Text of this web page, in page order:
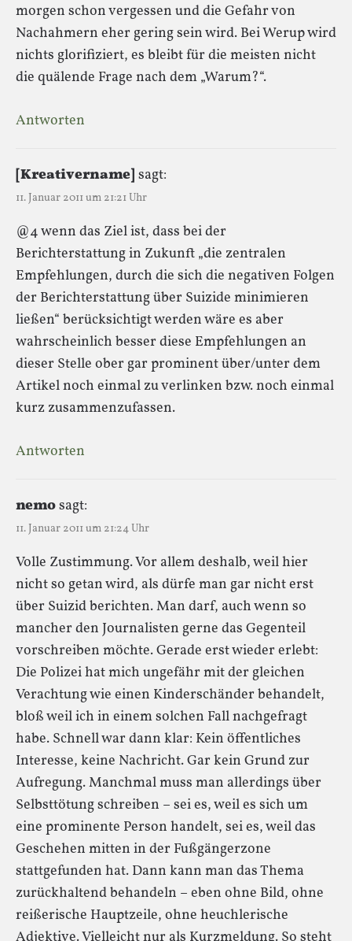
morgen schon vergessen und die Gefahr von
Nachahmern eher gering sein wird. Bei Werup wird
nichts glorifiziert, es bleibt für die meisten nicht
die quälende Frage nach dem „Warum?“.
Antworten
[Kreativername] sagt:
11. Januar 2011 um 21:21 Uhr
@4 wenn das Ziel ist, dass bei der
Berichterstattung in Zukunft „die zentralen
Empfehlungen, durch die sich die negativen Folgen
der Berichterstattung über Suizide minimieren
ließen“ berücksichtigt werden wäre es aber
wahrscheinlich besser diese Empfehlungen an
dieser Stelle ober gar prominent über/unter dem
Artikel noch einmal zu verlinken bzw. noch einmal
kurz zusammenzufassen.
Antworten
nemosagt:
11. Januar 2011 um 21:24 Uhr
Volle Zustimmung. Vor allem deshalb, weil hier
nicht so getan wird, als dürfe man gar nicht erst
über Suizid berichten. Man darf, auch wenn so
mancher den Journalisten gerne das Gegenteil
vorschreiben möchte. Gerade erst wieder erlebt:
Die Polizei hat mich ungefähr mit der gleichen
Verachtung wie einen Kinderschänder behandelt,
bloß weil ich in einem solchen Fall nachgefragt
habe. Schnell war dann klar: Kein öffentliches
Interesse, keine Nachricht. Gar kein Grund zur
Aufregung. Manchmal muss man allerdings über
Selbsttötung schreiben – sei es, weil es sich um
eine prominente Person handelt, sei es, weil das
Geschehen mitten in der Fußgängerzone
stattgefunden hat. Dann kann man das Thema
zurückhaltend behandeln – eben ohne Bild, ohne
reißerische Hauptzeile, ohne heuchlerische